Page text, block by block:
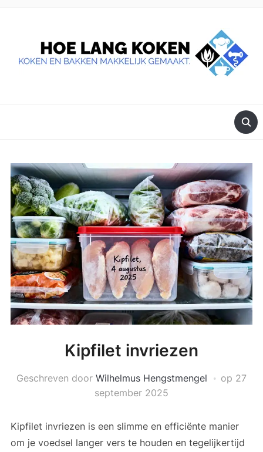
Kipfilet invriezen
Geschreven door Wilhelmus Hengstmengel op 27
september 2025
Kipfilet invriezen is een slimme en efficiënte manier
om je voedsel langer vers te houden en tegelijkertijd